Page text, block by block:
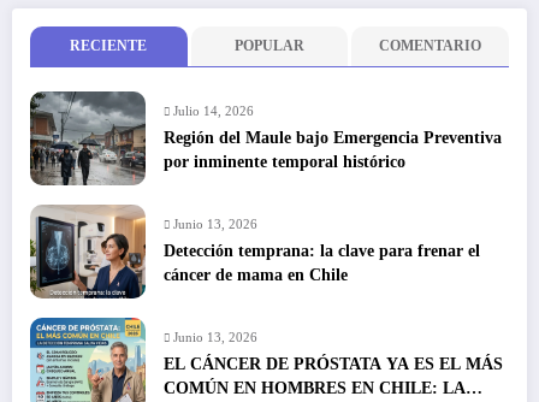
RECIENTE POPULAR COMENTARIO
Julio 14, 2026
Región del Maule bajo Emergencia Preventiva
por inminente temporal histórico
Junio 13, 2026
Detección temprana: la clave para frenar el
cáncer de mama en Chile
Junio 13, 2026
EL CÁNCER DE PRÓSTATA YA ES EL MÁS
COMÚN EN HOMBRES EN CHILE: LA